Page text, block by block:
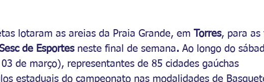
lotaram as areias da Praia Grande, em Torres, para as
de Esportes neste final de semana. Ao longo do
de março), representantes de 85 cidades gaúchas
estaduais do campeonato nas modalidades de